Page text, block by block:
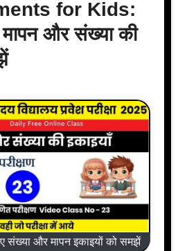
for Kids:
और संख्या की
संख्या और मापन इकाइयों को समझें